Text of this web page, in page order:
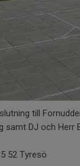
till
samt DJ och Herr
52 Tyresö